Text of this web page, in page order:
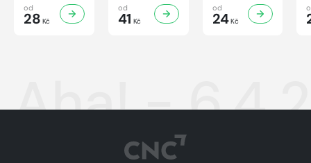
od
28 Kč
od
41 Kč
od
24Kč
Aha! -